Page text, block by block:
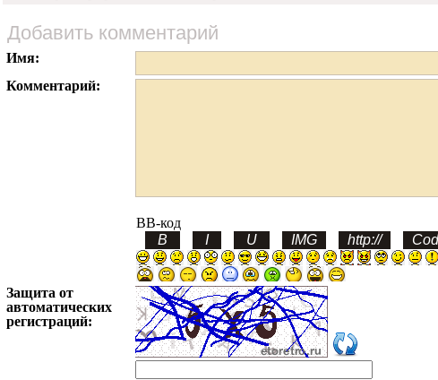
Добавить комментарий
Имя:
Комментарий:
BB-код
Защита от
автоматических
регистраций: